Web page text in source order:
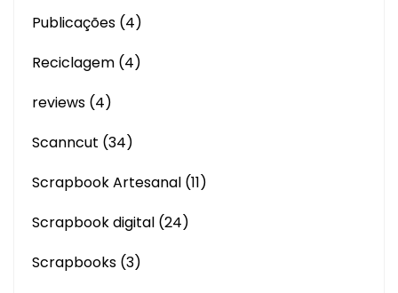
Publicações (4)
Reciclagem (4)
reviews (4)
Scanncut (34)
Scrapbook Artesanal (11)
Scrapbook digital (24)
Scrapbooks (3)